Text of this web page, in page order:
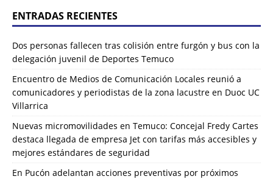
ENTRADAS RECIENTES
Dos personas fallecen tras colisión entre furgón y bus con la
delegación juvenil de Deportes Temuco
Encuentro de Medios de Comunicación Locales reunió a
comunicadores y periodistas de la zona lacustre en Duoc UC
Villarrica
Nuevas micromovilidades en Temuco: Concejal Fredy Cartes
destaca llegada de empresa Jet con tarifas más accesibles y
mejores estándares de seguridad
En Pucón adelantan acciones preventivas por próximos